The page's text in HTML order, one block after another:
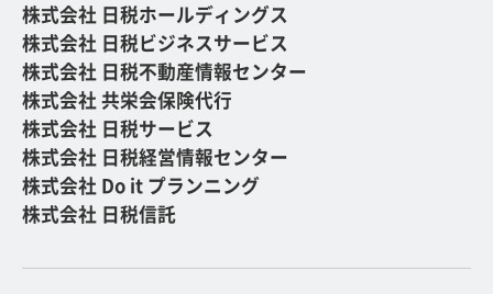
株式会社 日税ホールディングス
株式会社 日税ビジネスサービス
株式会社 日税不動産情報センター
株式会社 共栄会保険代行
株式会社 日税サービス
株式会社 日税経営情報センター
株式会社 Do it プランニング
株式会社 日税信託